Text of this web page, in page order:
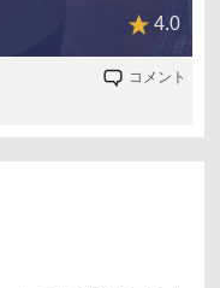
4.0
コメント